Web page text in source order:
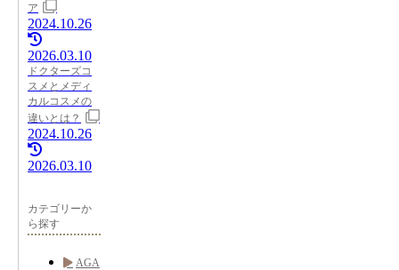
ア
2024.10.26
2026.03.10
ドクターズコ
スメとメディ
カルコスメの
違いとは？
2024.10.26
2026.03.10
カテゴリーか
ら探す
AGA